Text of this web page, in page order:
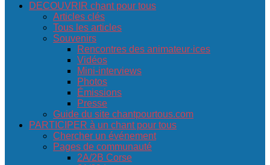
DECOUVRIR chant pour tous
Articles clés
Tous les articles
Souvenirs
Rencontres des animateur·ices
Vidéos
Mini-interviews
Photos
Émissions
Presse
Guide du site chantpourtous.com
PARTICIPER à un chant pour tous
Chercher un événement
Pages de communauté
2A/2B Corse